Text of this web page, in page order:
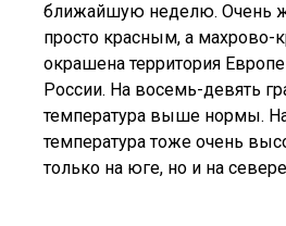
ближайшую неделю. Очень
просто красным, а
окрашена территория
России. На восемь-девять
температура выше нормы.
температура тоже очень
только на юге, но и на